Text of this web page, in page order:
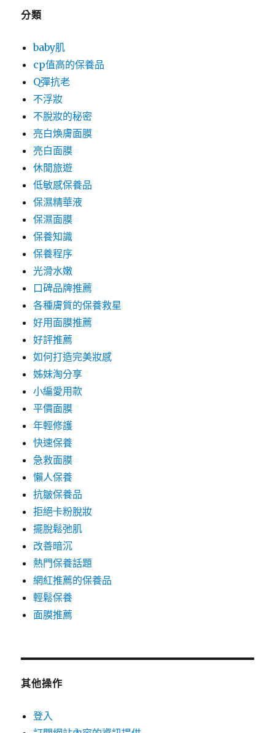
分類
baby肌
cp值高的保養品
Q彈抗老
不浮妝
不脫妝的秘密
亮白煥膚面膜
亮白面膜
休閒旅遊
低敏感保養品
保濕精華液
保濕面膜
保養知識
保養程序
光滑水嫩
口碑品牌推薦
各種膚質的保養救星
好用面膜推薦
好評推薦
如何打造完美妝感
姊妹淘分享
小編愛用款
平價面膜
年輕修護
快速保養
急救面膜
懶人保養
抗皺保養品
拒絕卡粉脫妝
擺脫鬆弛肌
改善暗沉
熱門保養話題
網紅推薦的保養品
輕鬆保養
面膜推薦
其他操作
登入